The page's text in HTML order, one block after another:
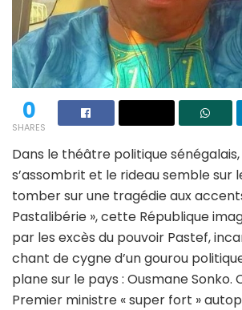
0
SHARES
Dans le théâtre politique
s’assombrit et le rideau semble sur
tomber sur une tragédie aux
Pastalibérie », cette République
par les excès du pouvoir Pastef,
chant de cygne d’un gourou
plane sur le pays : Ousmane Sonko.
Premier ministre « super fort »